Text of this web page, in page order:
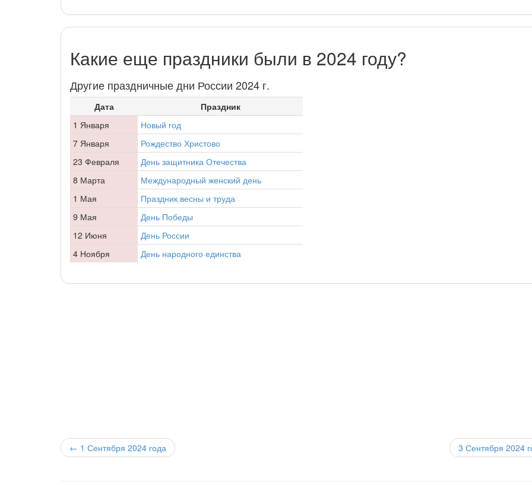
Какие еще праздники были в 2024 году?
Другие праздничные дни России 2024 г.
Дата
Праздник
1 Января
Новый год
7 Января
Рождество Христово
23 Февраля
День защитника Отечества
8 Марта
Международный женский день
1 Мая
Праздник весны и труда
9 Мая
День Победы
12 Июня
День России
4 Ноября
День народного единства
← 1 Сентября 2024 года 3 Сентября 2024